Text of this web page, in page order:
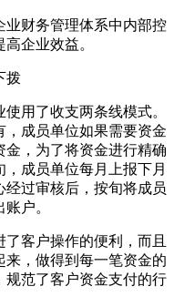
业财务管理体系中内部控
企业效益。
拨
用了收支两条线模式。
成员单位如果需要资金
，为了将资金进行精确
成员单位每月上报下月
经过审核后，按旬将成员
户。
客户操作的便利，而且
，做得到每一笔资金的
规范了客户资金支付的行